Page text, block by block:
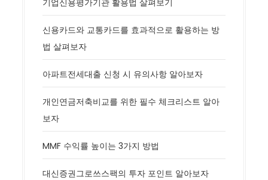
기업신용평가기관 활용법 살펴보기
신용카드와 교통카드를 효과적으로 활용하는 방
법 살펴보자
아파트전세대출 신청 시 유의사항 알아보자
개인연금저축비교를 위한 필수 체크리스트 알아
보자
MMF 수익률 높이는 3가지 방법
대신증권그로쓰스팩의 투자 포인트 알아보자